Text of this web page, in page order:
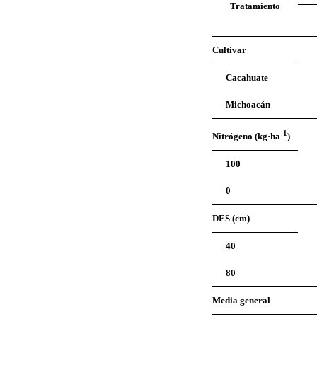
Tratamiento
Cultivar
Cacahuate
Michoacán
Nitrógeno (kg·ha-1)
100
0
DES (cm)
40
80
Media general